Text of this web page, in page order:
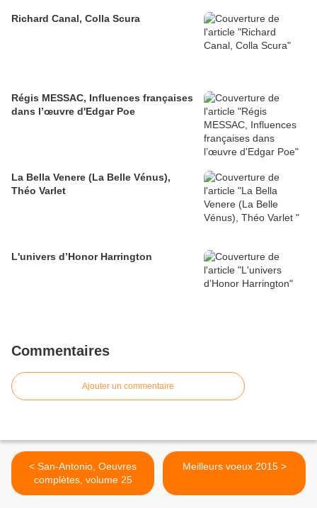
Richard Canal, Colla Scura
Régis MESSAC, Influences françaises
dans l’œuvre d'Edgar Poe
La Bella Venere (La Belle Vénus),
Théo Varlet
L'univers d’Honor Harrington
Commentaires
Ajouter un commentaire
< San-Antonio, Oeuvres
complètes, volume 25
Meilleurs voeux 2015 >